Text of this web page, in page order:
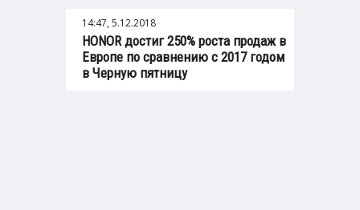
14:47, 5.12.2018
HONOR достиг 250% роста продаж в
Европе по сравнению с 2017 годом
в Черную пятницу